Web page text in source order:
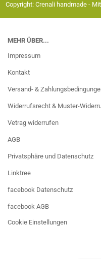
Copyright: Crenali handmade -
MEHR ÜBER...
Impressum
Kontakt
Versand- &
Widerrufsrecht & Muster-
Vetrag widerrufen
AGB
Privatsphäre und Datenschutz
Linktree
facebook Datenschutz
facebook AGB
Cookie Einstellungen